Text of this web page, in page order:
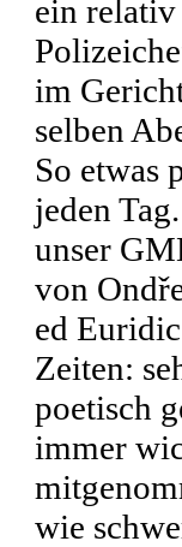
ein
im
selben
So etwas
jeden
unser
von
ed
Zeiten:
poetisch
immer
wie